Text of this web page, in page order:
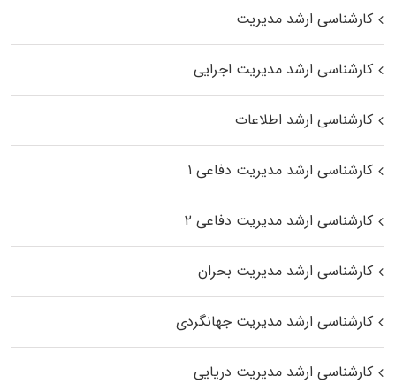
کارشناسی ارشد مدیریت
کارشناسی ارشد مدیریت اجرایی
کارشناسی ارشد اطلاعات
کارشناسی ارشد مدیریت دفاعی ۱
کارشناسی ارشد مدیریت دفاعی ۲
کارشناسی ارشد مدیریت بحران
کارشناسی ارشد مدیریت جهانگردی
کارشناسی ارشد مدیریت دریایی